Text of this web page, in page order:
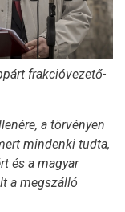
frakcióvezető-
a törvényen
mindenki tudta,
és a magyar
a megszálló